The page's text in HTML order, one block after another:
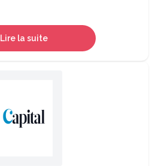
Lire la suite